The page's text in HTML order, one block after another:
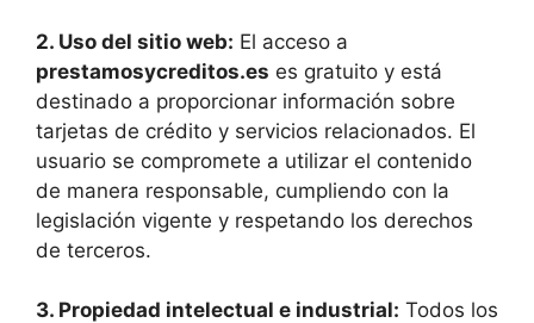
2. Uso del sitio web: El acceso a
prestamosycreditos.es es gratuito y está
destinado a proporcionar información sobre
tarjetas de crédito y servicios relacionados. El
usuario se compromete a utilizar el contenido
de manera responsable, cumpliendo con la
legislación vigente y respetando los derechos
de terceros.
3. Propiedad intelectual e industrial: Todos los